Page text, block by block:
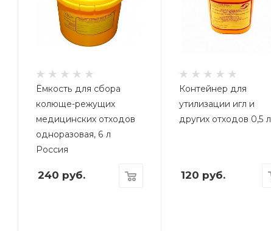
Ёмкость для сбора
колюще-режущих
медицинских отходов
одноразовая, 6 л
Россия
240 руб.
Контейнер для
утилизации игл и
других отходов 0,5 л
120 руб.